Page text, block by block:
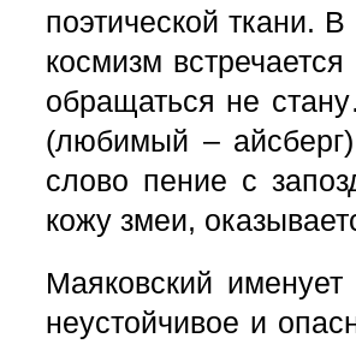
поэтической ткани.
космизм
обращаться не
(любимый –
слово пение с
кожу змеи,
Маяковский
неустойчивое и